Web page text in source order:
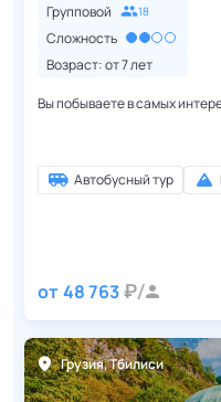
Групповой 18
Сложность
Возраст: от7лет
Вы побываете в самых
Автобусный тур
от 48 763
Грузия,Тбилиси